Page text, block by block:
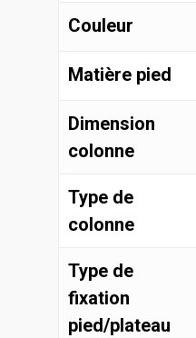
Couleur
Matière pied
Dimension
colonne
Type de
colonne
Type de
fixation
pied/plateau